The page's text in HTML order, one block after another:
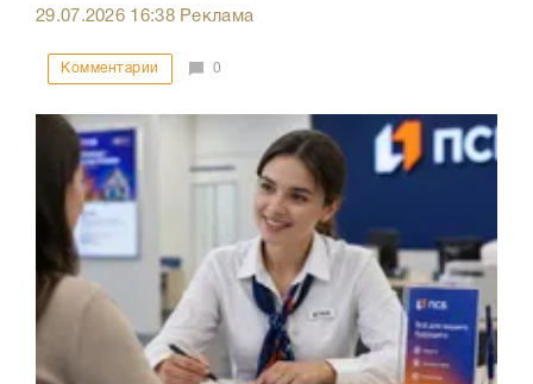
29.07.2026 16:38Реклама
Комментарии 0